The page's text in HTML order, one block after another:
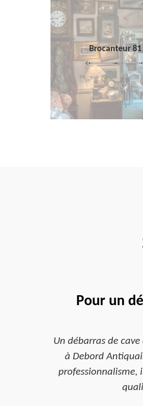
Brocanteur 81
Pour un
Un débarras de
à Debord
professionnalisme,